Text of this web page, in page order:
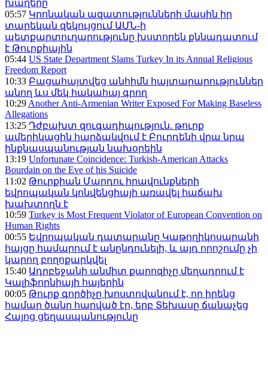
խաղերը
05:57 Կրոնական ազատությունների մասին իր
տարեկան զեկույցում ԱՄՆ-ի
պետքարտուղարությունը խստորեն քննադատում
է Թուրքիային
05:44 US State Department Slams Turkey In its Annual Religious
Freedom Report
10:33 Բացահայտվեց անհիմն հայտարարություններ
անող ևս մեկ հակահայ գրող
10:29 Another Anti-Armenian Writer Exposed For Making Baseless
Allegations
13:25 Դժբախտ զուգադիպություն. թուրք
ամերիկացին հարձակվում է Բուրդենի վրա նրա
ինքնասպանության նախօրեին
13:19 Unfortunate Coincidence: Turkish-American Attacks
Bourdain on the Eve of his Suicide
11:02 Թուրքիան Մարդու իրավունքների
եվրոպական կոնվենցիայի առավել հաճախ
խախտողն է
10:59 Turkey is Most Frequent Violator of European Convention on
Human Rights
00:55 Եվրոպական դատարանը Կաթողիկոսարանի
հայցը համարում է անընդունելի, և այդ որոշումը չի
կարող բողոքարկվել
15:40 Ադրբեջանի անմիտ քարոզիչը մեղադրում է
Կալիֆորնիայի հայերին
00:05 Թուրք գործիչը խոստովանում է, որ իրենց
համար ծանր հարված էր, երբ Տեխասը ճանաչեց
Հայոց ցեղասպանությունը